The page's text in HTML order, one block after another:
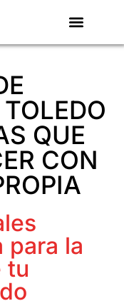
QUE
CON
para la
tu